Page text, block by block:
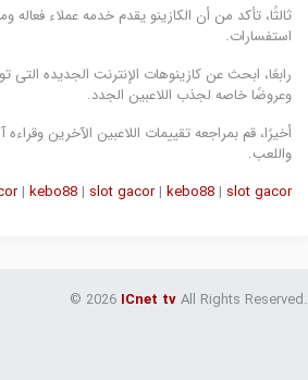
ثالثًا، تأکد من أن الکازینو یقدم خدمه عملاء
استفسارات.
رابعًا، ابحث عن کازینوهات الإنترنت الجدیده التی
وعروضًا خاصه لجذب اللاعبین الجدد.
أخیرًا، قم بمراجعه تقییمات اللاعبین الآخرین
واللعب.
| kebo88 | slot gacor| kebo88 | slot gacor
© 2026 ICnet tvAll Rights Reserved.